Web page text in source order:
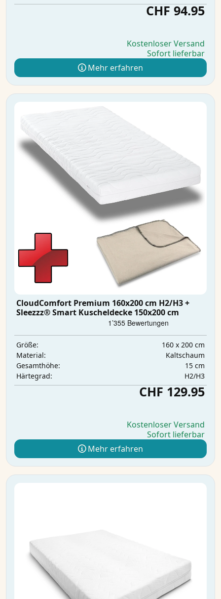
CHF 94.95
Kostenloser Versand
Sofort lieferbar
Mehr erfahren
CloudComfort Premium 160x200 cm H2/H3 +
Sleezzz® Smart Kuscheldecke 150x200 cm
Größe:
160 x 200 cm
Material:
Kaltschaum
Gesamthöhe:
15 cm
Härtegrad:
H2/H3
CHF 129.95
Kostenloser Versand
Sofort lieferbar
Mehr erfahren